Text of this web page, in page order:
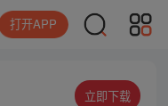
打开APP
立即下载